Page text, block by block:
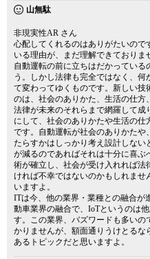
山無駄
非現実性AR さん
心配してくれるのはありがたいの
いる理由が、まだ理解できており
自動運転の前に立ちはだかっている
う。しかし法律も完全ではなく、
て変わってゆくものです。新しい
のは、社会のありかた、生活の仕
法律が未来のそれらまで網羅して成
にして、社会のありかたや生活の
です。自動運転が社会のありかたや
たらすかはしっかり考え設計しな
が減るのであればそれは十分に喜
術が確立し、社会が受け入れれば
ければ不幸ではないのかもしれま
いますよ。
ITは今、他の業界・業種との融合が
動車業界の融合で、IoTというのは
す。この業界、バズワードも多い
かりませんが、額面通りうけとる
あるトピックだと思いますよ。